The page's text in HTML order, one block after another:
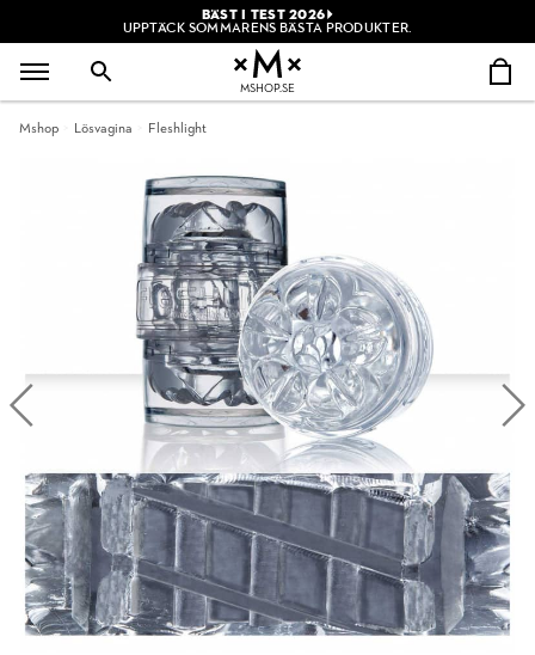
BÄST I TEST 2026
UPPTÄCK SOMMARENS BÄSTA PRODUKTER.
MSHOP.SE
Mshop Lösvagina Fleshlight